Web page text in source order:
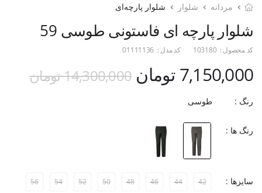
مردانه شلوار شلوار پارچه‌ای
شلوار پارچه ای فاستونی طوسی 59
کد محصول : 103180 کد مدل : 01111136
7,150,000 تومان 14,300,000 تومان
رنگ : طوسی
رنگ ها :
سایزها : 42
44
46
48
50
52
54
56